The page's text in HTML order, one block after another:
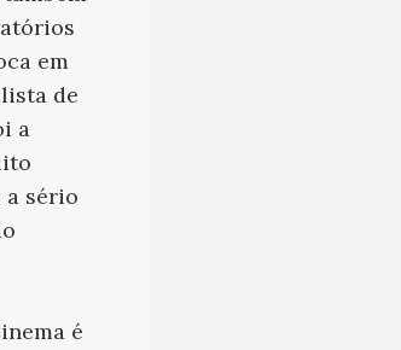
em
de
a
a sério
é